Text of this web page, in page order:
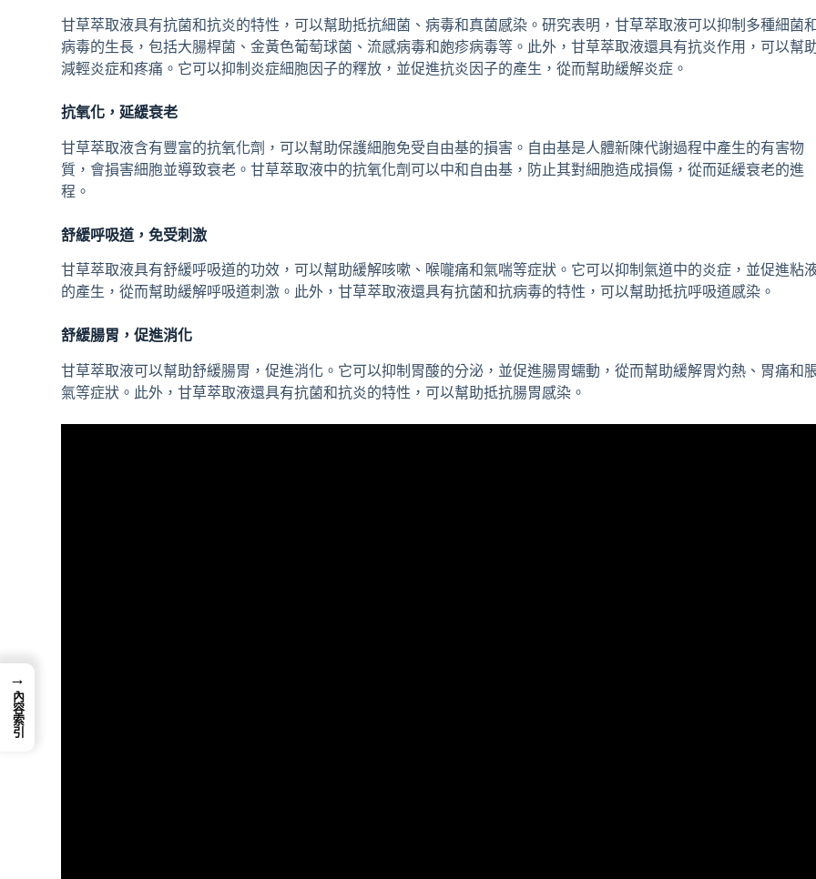
甘草萃取液具有抗菌和抗炎的特性，可以幫助抵抗細菌、病毒和真菌感染。研究表明，甘草萃取液可以抑制多種細菌
病毒的生長，包括大腸桿菌、金黃色葡萄球菌、流感病毒和皰疹病毒等。此外，甘草萃取液還具有抗炎作用，可以幫
減輕炎症和疼痛。它可以抑制炎症細胞因子的釋放，並促進抗炎因子的產生，從而幫助緩解炎症。
抗氧化，延緩衰老
甘草萃取液含有豐富的抗氧化劑，可以幫助保護細胞免受自由基的損害。自由基是人體新陳代謝過程中產生的有害物
質，會損害細胞並導致衰老。甘草萃取液中的抗氧化劑可以中和自由基，防止其對細胞造成損傷，從而延緩衰老的進
程。
舒緩呼吸道，免受刺激
甘草萃取液具有舒緩呼吸道的功效，可以幫助緩解咳嗽、喉嚨痛和氣喘等症狀。它可以抑制氣道中的炎症，並促進粘
的產生，從而幫助緩解呼吸道刺激。此外，甘草萃取液還具有抗菌和抗病毒的特性，可以幫助抵抗呼吸道感染。
舒緩腸胃，促進消化
甘草萃取液可以幫助舒緩腸胃，促進消化。它可以抑制胃酸的分泌，並促進腸胃蠕動，從而幫助緩解胃灼熱、胃痛和
氣等症狀。此外，甘草萃取液還具有抗菌和抗炎的特性，可以幫助抵抗腸胃感染。
→
內容索引